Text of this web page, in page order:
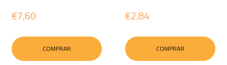
€7,60
COMPRAR
€2,84
COMPRAR